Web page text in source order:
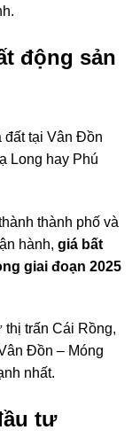
động sản
đất tại Vân Đồn
Long hay Phú
thành phố và
hành, giá bất
giai đoạn 2025
trấn Cái Rồng,
Đồn – Móng
nhất.
tư